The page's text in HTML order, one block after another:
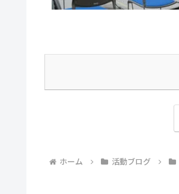
ホーム 活動ブログ